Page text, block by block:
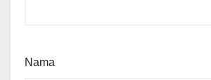
Nama